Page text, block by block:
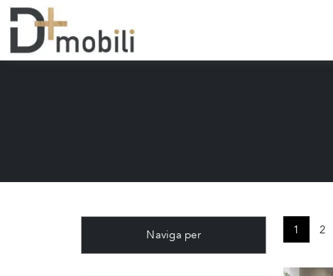
1 2
Naviga per